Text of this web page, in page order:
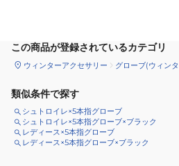
この商品が登録されているカテゴリ
ウィンターアクセサリー グローブ(ウィン
類似条件で探す
シュトロイレ×5本指グローブ
シュトロイレ×5本指グローブ×ブラック
レディース×5本指グローブ
レディース×5本指グローブ×ブラック